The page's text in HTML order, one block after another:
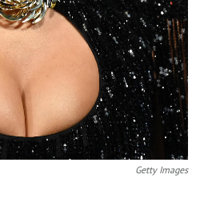
Getty Images